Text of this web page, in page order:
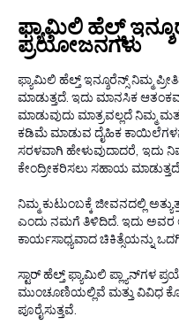
ಫ್ಯಾಮಿಲಿ ಹೆಲ್ತ್
ಪ್ರಯೋಜನಗಳು
ಫ್ಯಾಮಿಲಿ ಹೆಲ್ತ್ ಇನ್ಶೂರೆನ್ಸ್ ನಿಮ್ಮ
ಮಾಡುತ್ತದೆ. ಇದು ಮಾನಸಿಕ
ಮಾಡುವುದು ಮಾತ್ರವಲ್ಲದೆ ನಿಮ್ಮ
ಕಡಿಮೆ ಮಾಡುವ ದೈಹಿಕ
ಸರಳವಾಗಿ ಹೇಳುವುದಾದರೆ, ಇದು
ಕೇಂದ್ರೀಕರಿಸಲು ಸಹಾಯ
ನಿಮ್ಮ ಕುಟುಂಬಕ್ಕೆ ಜೀವನದಲ್ಲಿ
ಎಂದು ನಮಗೆ ತಿಳಿದಿದೆ. ಇದು ಅವರ
ಕಾರ್ಯಸಾಧ್ಯವಾದ ಚಿಕಿತ್ಸೆಯನ್ನು
ಸ್ಟಾರ್ ಹೆಲ್ತ್ ಫ್ಯಾಮಿಲಿ ಪ್ಲ್ಯಾನ್‌ಗಳ
ಮುಂಚೂಣಿಯಲ್ಲಿವೆ ಮತ್ತು ವಿವಿಧ
ಪೂರೈಸುತ್ತವೆ.